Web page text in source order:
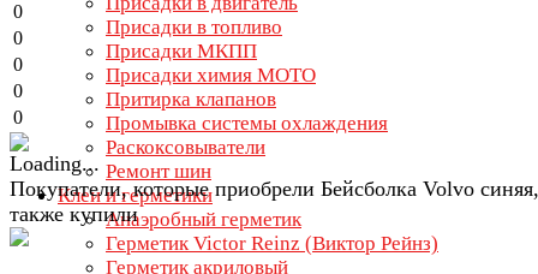
Присадки в топливо
Присадки МКПП
Присадки химия МОТО
Притирка клапанов
Промывка системы охлаждения
Раскоксовыватели
Ремонт шин
Клеи и герметики
Анаэробный герметик
Герметик Victor Reinz (Виктор Рейнз)
Герметик акриловый
0
0
0
0
0
Покупатели, которые приобрели Бейсболка Volvo синяя,
также купили